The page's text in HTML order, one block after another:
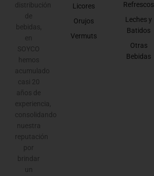
distribución
de
bebidas,
en
SOYCO
hemos
acumulado
casi 20
años de
experiencia,
consolidando
nuestra
reputación
por
brindar
un
Licores
Orujos
Vermuts
Refrescos
Leches y
Batidos
Otras
Bebidas